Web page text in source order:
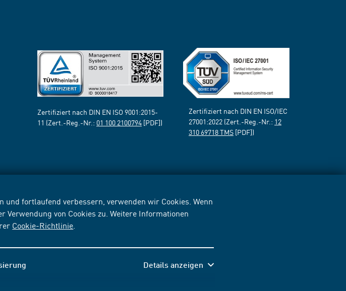
fortlaufend verbessern, verwenden wir Cookies. Wenn
Verwendung von Cookies zu. Weitere Informationen
Cookie-Richtlinie
Details anzeigen
Zertifiziert nach DIN EN ISO 9001:2015-
11 (Zert.-Reg.-Nr.: 01 100 2100794 [PDF])
Zertifiziert nach DIN EN ISO/IEC
27001:2022 (Zert.-Reg.-Nr.: 12
310 69718 TMS [PDF])